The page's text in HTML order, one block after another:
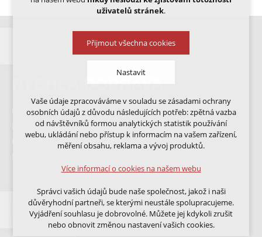
GLS balík na adresu - 99,-Kč
GLS balík do parcelshopu - 59Kč
Osobní odběr - ZDARMA
uživatelů stránek.
Přijmout všechna cookies
Nastavit
Technická cookies
nutná pro provozování webu
udržení kontextu stránek (session): případná
přihlášení, volby jazyka, apod.
Volitelná cookies
analytická pro anonymizované vyhodnocení
marketingová cookies (Google, Ecomail, Sklik,
Smartsupp, Heureka)
Více informací o cookies na našem webu
Vaše údaje zpracováváme v souladu se zásadami ochrany
osobních údajů z důvodu následujících potřeb: zpětná vazba
od návštěvníků formou analytických statistik používání
webu, ukládání nebo přístup k informacím na vašem zařízení,
měření obsahu, reklama a vývoj produktů.
Více informací o cookies na našem webu
Správci vašich údajů bude naše společnost, jakož i naši
důvěryhodní partneři, se kterými neustále spolupracujeme.
Vyjádření souhlasu je dobrovolné. Můžete jej kdykoli zrušit
nebo obnovit změnou nastavení vašich cookies.